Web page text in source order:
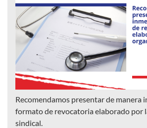
Recomendamos presentar de manera
formato de revocatoria elaborado por
sindical.